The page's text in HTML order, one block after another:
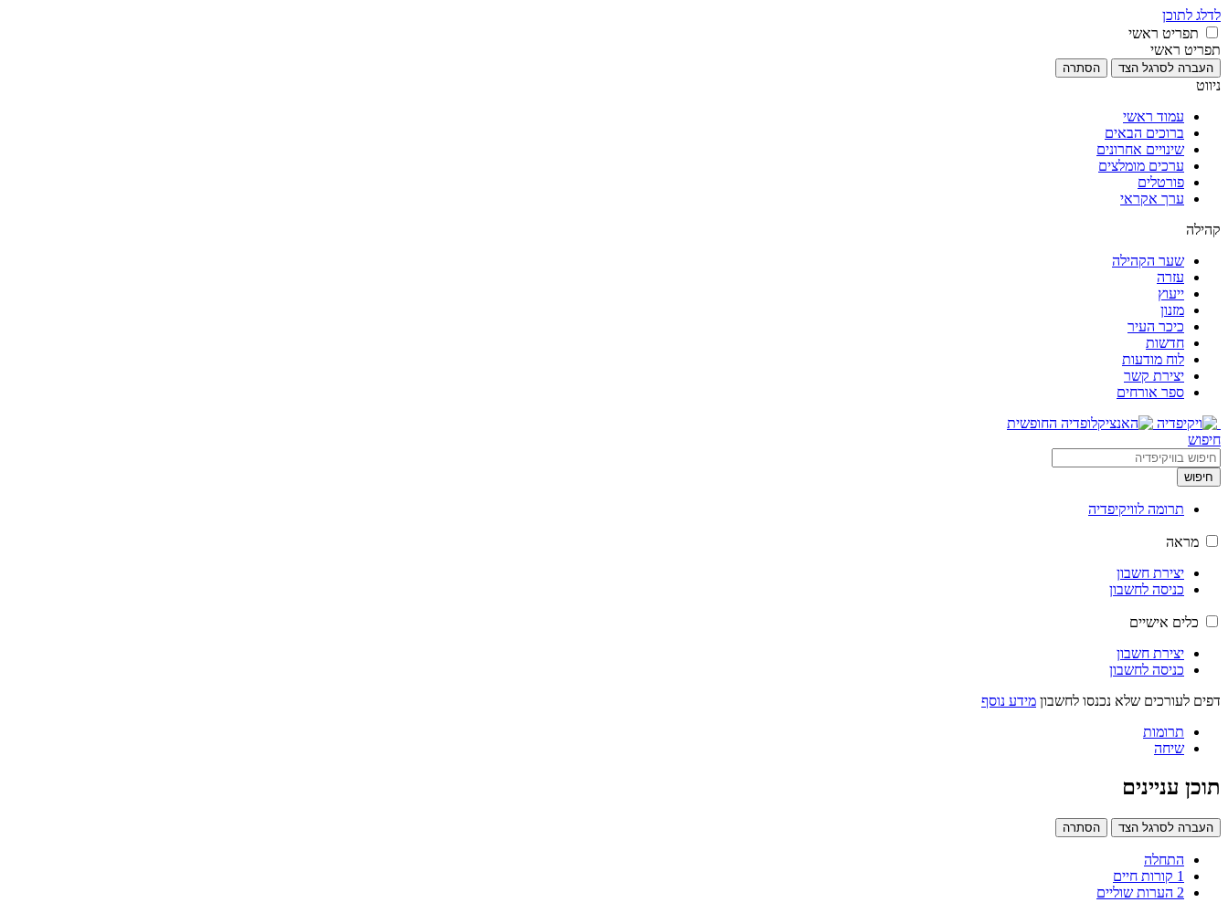
לדלג לתוכן
תפריט ראשי
תפריט ראשי
העברה לסרגל הצד הסתרה
ניווט
עמוד ראשי
ברוכים הבאים
שינויים אחרונים
ערכים מומלצים
פורטלים
ערך אקראי
קהילה
שער הקהילה
עזרה
ייעוץ
מזנון
כיכר העיר
חדשות
לוח מודעות
יצירת קשר
ספר אורחים
חיפוש
חיפוש
תרומה לוויקיפדיה
מראה
יצירת חשבון
כניסה לחשבון
כלים אישיים
יצירת חשבון
כניסה לחשבון
דפים לעורכים שלא נכנסו לחשבון מידע נוסף
תרומות
שיחה
תוכן עניינים
העברה לסרגל הצד הסתרה
התחלה
1 קורות חיים
2 הערות שוליים